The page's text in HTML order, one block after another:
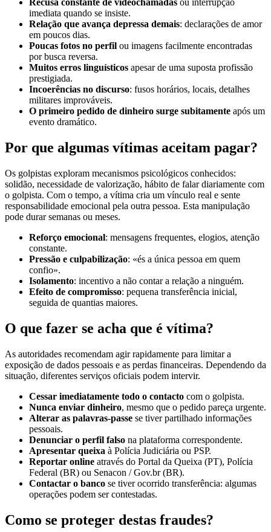
Recusa constante de videochamadas ou interrupção
imediata quando se insiste.
Relação que avança depressa demais: declarações de amor
em poucos dias.
Poucas fotos no perfil ou imagens facilmente encontradas
por busca reversa.
Muitos erros linguísticos apesar de uma suposta profissão
prestigiada.
Incoerências no discurso: fusos horários, locais, detalhes
militares improváveis.
O primeiro pedido de dinheiro surge subitamente após um
evento dramático.
Por que algumas vítimas aceitam pagar?
Os golpistas exploram mecanismos psicológicos conhecidos:
solidão, necessidade de valorização, hábito de falar diariamente com
o golpista. Com o tempo, a vítima cria um vínculo real e sente
responsabilidade emocional pela outra pessoa. Esta manipulação
pode durar semanas ou meses.
Reforço emocional: mensagens frequentes, elogios, atenção
constante.
Pressão e culpabilização: «és a única pessoa em quem
confio».
Isolamento: incentivo a não contar a relação a ninguém.
Efeito de compromisso: pequena transferência inicial,
seguida de quantias maiores.
O que fazer se acha que é vítima?
As autoridades recomendam agir rapidamente para limitar a
exposição de dados pessoais e as perdas financeiras. Dependendo da
situação, diferentes serviços oficiais podem intervir.
Cessar imediatamente todo o contacto com o golpista.
Nunca enviar dinheiro, mesmo que o pedido pareça urgente.
Alterar as palavras-passe se tiver partilhado informações
pessoais.
Denunciar o perfil falso na plataforma correspondente.
Apresentar queixa à Polícia Judiciária ou PSP.
Reportar online através do Portal da Queixa (PT), Polícia
Federal (BR) ou Senacon / Gov.br (BR).
Contactar o banco se tiver ocorrido transferência: algumas
operações podem ser contestadas.
Como se proteger destas fraudes?